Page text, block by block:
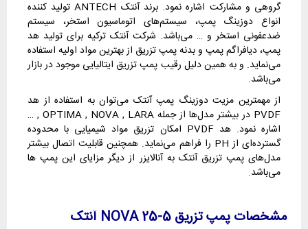
گروهی و مشارکت اشاره نمود. برند آنتک ANTECHتولید کننده
انواع دوزینگ پمپ، ‌سیستم‌های اتوماسیون استخر، سیستم
ضدعفونی استخر و … می‌باشد. شرکت آنتک ترکیه برای تولید هد
پمپ، دیافراگم پمپ و بدنه پمپ تزریق از بهترین مواد اولیه استفاده
می‌نماید. و به همین دلیل رقیب پمپ تزریق ایتالیایی موجود در بازار
می‌باشد.
از مهمترین مزیت دوزینگ پمپ آنتک می‌توان به استفاده از هد
PVDF در بیشتر مدل‌ها از جمله OPTIMA , NOVA , LARA , …
اشاره نمود. هد PVDF امکان تزریق مواد شیمیایی با محدوده
گسترده‌ای از PH را فراهم می‌نماید. همچنین قابلیت اتصال بیشتر
مدل‌های پمپ تزریق آنتک به آنالایزر از دیگر مزایای این پمپ ها
می‌باشد.
مشخصات پمپ تزریق 5-25 NOVA آنتک